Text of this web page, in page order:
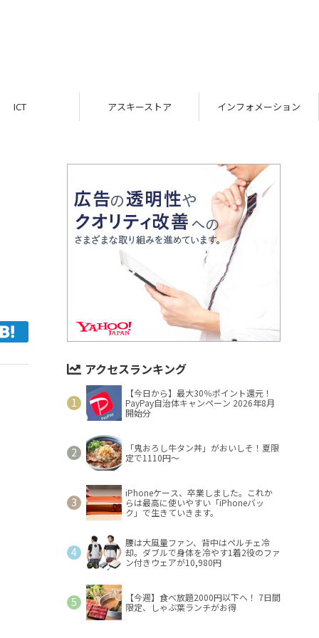
ICT アスキーストア インフォメーション
アクセスランキング
【今日から】最大30％ポイント還元！
PayPay自治体キャンペーン 2026年8月
開始分
「鬼おろし牛タン丼」がおいしそ！夏限
定で1110円～
iPhoneケース、卒業しました。これか
らは最高に使いやすい「iPhoneバッ
ク」で生きていきます。
腰は大風量ファン、背中はペルチェ冷
却。ダブルで身体を冷やす1着2役のファ
ン付きウェアが10,980円
【今週】食べ放題2000円以下へ！ 7日間
限定、しゃぶ葉ランチがお得